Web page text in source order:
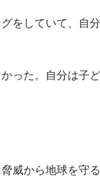
をしていて、自
った。自分は子
威から地球を守る